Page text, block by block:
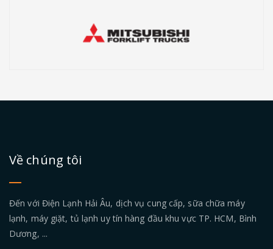
Về chúng tôi
Đến với Điện Lạnh Hải Âu, dịch vụ cung cấp, sữa chữa máy
lạnh, máy giặt, tủ lạnh uy tín hàng đầu khu vực TP. HCM, Bình
Dương, ...